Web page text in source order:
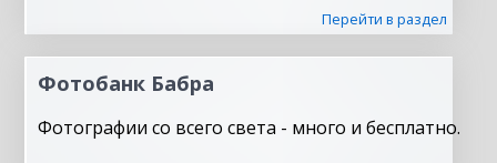
Перейти в раздел
Фотобанк Бабра
Фотографии со всего света - много и бесплатно.